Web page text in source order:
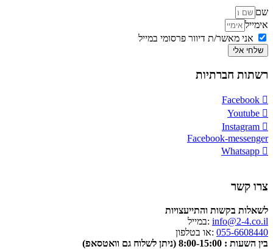
שם
אימייל
אני מאשר/ת דיוור פרסומי במייל
שלחי אלי
רשתות חברתיות
Facebook
Youtube
Instagram
Facebook-messenger
Whatsapp
צרו קשר
לשאלות בקשות והתייעצויות
info@2-4.co.il :במייל
055-6608440 :או בטלפון
בין השעות : 8:00-15:00 (ניתן לשלוח גם וואטסאפ)